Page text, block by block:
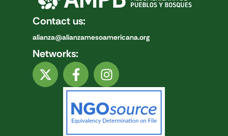
Contact us:
alianza@alianzamesoamericana.org
Networks: